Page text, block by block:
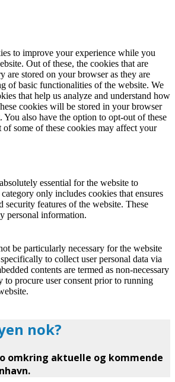
to improve your experience while you
Out of these, the cookies that are
are stored on your browser as they are
of basic functionalities of the website. We
that help us analyze and understand how
cookies will be stored in your browser
also have the option to opt-out of these
some of these cookies may affect your
essential for the website to
only includes cookies that ensures
security features of the website. These
personal information.
be particularly necessary for the website
to collect user personal data via
contents are termed as non-necessary
to procure user consent prior to running
nok?
omkring aktuelle og kommende